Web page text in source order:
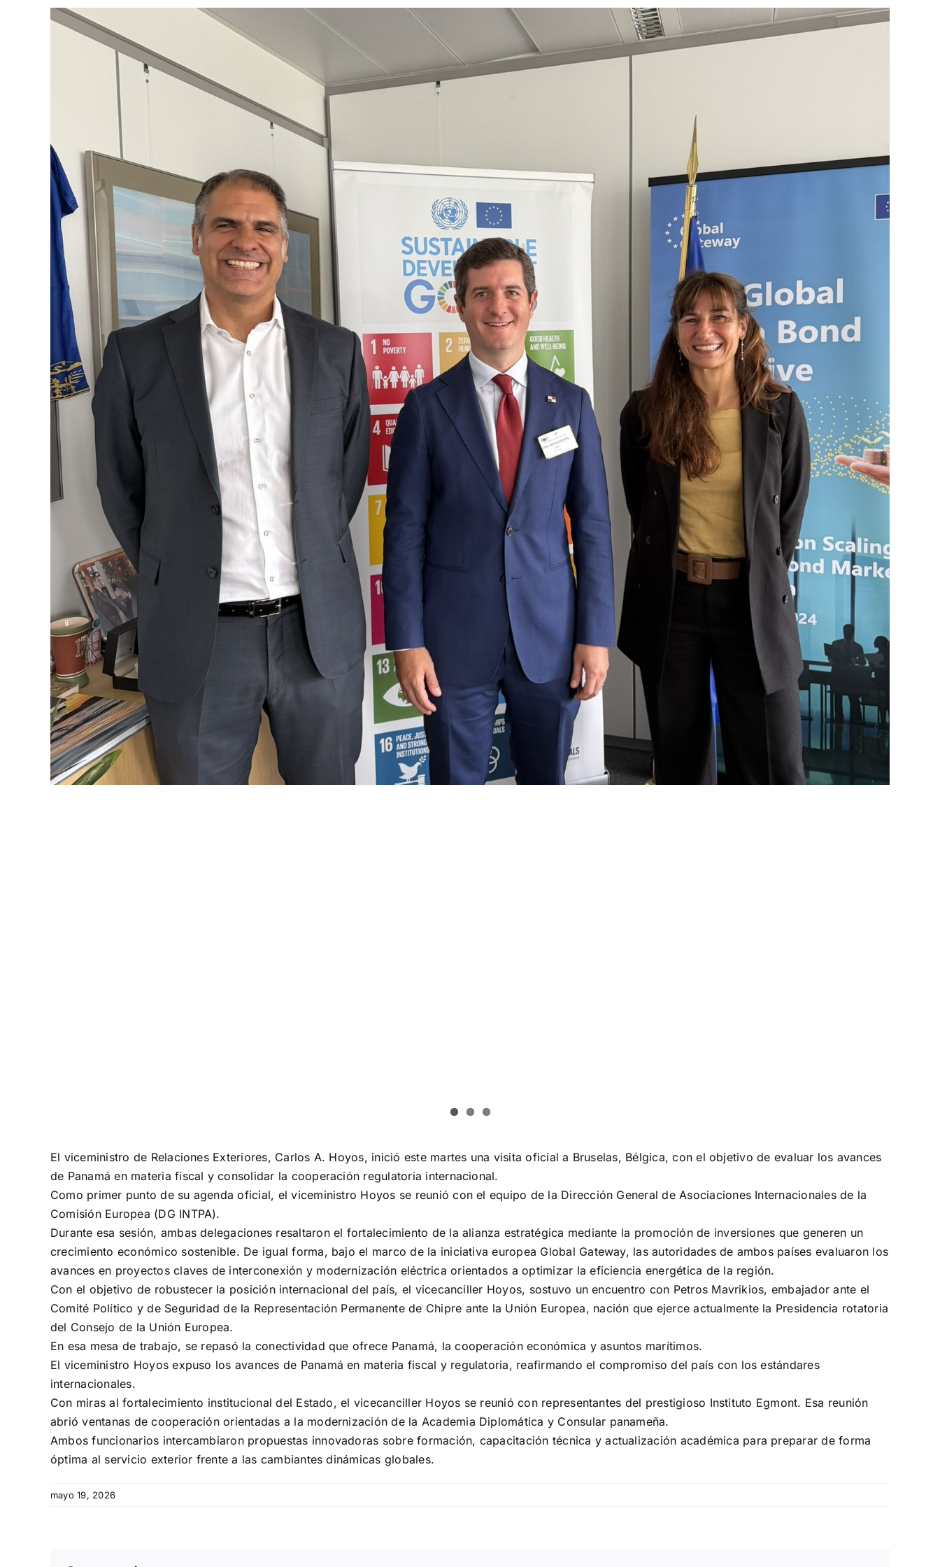
View
Larger
El viceministro de Relaciones Exteriores, Carlos A. Hoyos, inició este martes una visita oficial a Bruselas, Bélgica, con el objetivo de evaluar los avances
de Panamá en materia fiscal y consolidar la cooperación regulatoria internacional.
Como primer punto de su agenda oficial, el viceministro Hoyos se reunió con el equipo de la Dirección General de Asociaciones Internacionales de la
Comisión Europea (DG INTPA).
Durante esa sesión, ambas delegaciones resaltaron el fortalecimiento de la alianza estratégica mediante la promoción de inversiones que generen un
crecimiento económico sostenible. De igual forma, bajo el marco de la iniciativa europea Global Gateway, las autoridades de ambos países evaluaron los
avances en proyectos claves de interconexión y modernización eléctrica orientados a optimizar la eficiencia energética de la región.
Con el objetivo de robustecer la posición internacional del país, el vicecanciller Hoyos, sostuvo un encuentro con Petros Mavrikios, embajador ante el
Comité Político y de Seguridad de la Representación Permanente de Chipre ante la Unión Europea, nación que ejerce actualmente la Presidencia rotatoria
del Consejo de la Unión Europea.
En esa mesa de trabajo, se repasó la conectividad que ofrece Panamá, la cooperación económica y asuntos marítimos.
El viceministro Hoyos expuso los avances de Panamá en materia fiscal y regulatoria, reafirmando el compromiso del país con los estándares
internacionales.
Con miras al fortalecimiento institucional del Estado, el vicecanciller Hoyos se reunió con representantes del prestigioso Instituto Egmont. Esa reunión
abrió ventanas de cooperación orientadas a la modernización de la Academia Diplomática y Consular panameña.
Ambos funcionarios intercambiaron propuestas innovadoras sobre formación, capacitación técnica y actualización académica para preparar de forma
óptima al servicio exterior frente a las cambiantes dinámicas globales.
mayo 19, 2026